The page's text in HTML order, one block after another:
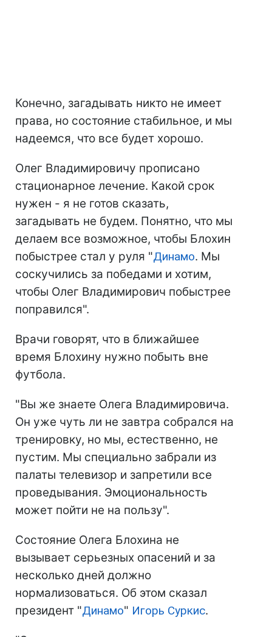
Конечно, загадывать никто не имеет
права, но состояние стабильное, и мы
надеемся, что все будет хорошо.
Олег Владимировичу прописано
стационарное лечение. Какой срок
нужен - я не готов сказать,
загадывать не будем. Понятно, что мы
делаем все возможное, чтобы Блохин
побыстрее стал у руля "Динамо. Мы
соскучились за победами и хотим,
чтобы Олег Владимирович побыстрее
поправился".
Врачи говорят, что в ближайшее
время Блохину нужно побыть вне
футбола.
"Вы же знаете Олега Владимировича.
Он уже чуть ли не завтра собрался на
тренировку, но мы, естественно, не
пустим. Мы специально забрали из
палаты телевизор и запретили все
проведывания. Эмоциональность
может пойти не на пользу".
Cостояние Олега Блохина не
вызывает серьезных опасений и за
несколько дней должно
нормализоваться. Об этом сказал
президент "Динамо" Игорь Суркис.